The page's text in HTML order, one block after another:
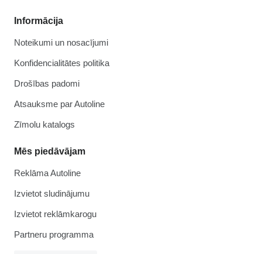
Informācija
Noteikumi un nosacījumi
Konfidencialitātes politika
Drošības padomi
Atsauksme par Autoline
Zīmolu katalogs
Mēs piedāvājam
Reklāma Autoline
Izvietot sludinājumu
Izvietot reklāmkarogu
Partneru programma